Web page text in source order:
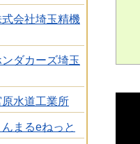
式会社埼玉精機
ダカーズ埼玉
水道工業所
まるeねっと